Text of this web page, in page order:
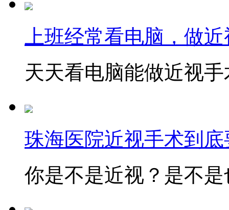
上班经常看电脑，做
天天看电脑能做近视
珠海医院近视手术到
你是不是近视？是不